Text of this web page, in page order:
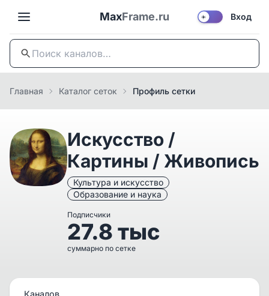
MaxFrame.ru ☀️ Вход
Главная Каталог сеток Профиль сетки
Искусство /
Картины / Живопись
Культура и искусство
Образование и наука
Подписчики
27.8 тыс
суммарно по сетке
Каналов